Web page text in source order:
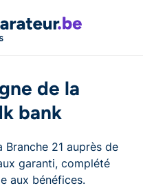
de la
bank
Branche 21 auprès de
garanti, complété
aux bénéfices.